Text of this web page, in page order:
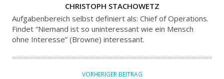
U
T
O
CHRISTOPH STACHOWETZ
Aufgabenbereich selbst definiert als: Chief of Operations.
Findet “Niemand ist so uninteressant wie ein Mensch
ohne Interesse” (Browne) interessant.
VORHERIGER BEITRAG